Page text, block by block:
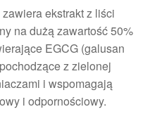
ekstrakt z liści
na dużą zawartość 50%
EGCG (galusan
z zielonej
i wspomagają
i odpornościowy.